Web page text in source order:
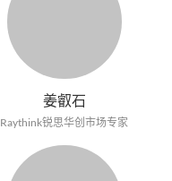
姜叡石
Raythink锐思华创市场专家